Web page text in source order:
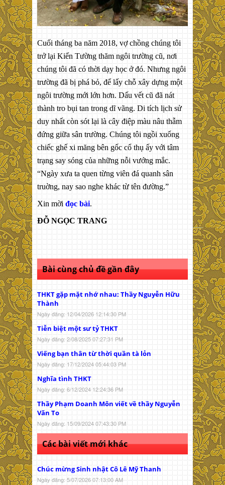
Cuối tháng ba năm 2018, vợ chồng chúng tôi
trở lại Kiến Tường thăm ngôi trường cũ, nơi
chúng tôi đã có thời dạy học ở đó. Nhưng ngôi
trường đã bị phá bỏ, để lấy chỗ xây dựng một
ngôi trường mới lớn hơn. Dấu vết cũ đã nát
thành tro bụi tan trong dĩ vãng. Di tích lịch sử
duy nhất còn sót lại là cây điệp màu nâu thẫm
đứng giữa sân trường. Chúng tôi ngồi xuống
chiếc ghế xi măng bên gốc cổ thụ ấy với tâm
trạng say sóng của những nỗi vướng mắc.
“Ngày xưa ta quen từng viên đá quanh sân
truờng, nay sao nghe khác từ tên đường.”
Xin mời đọc bài.
ĐỖ NGỌC TRANG
Bài cùng chủ đề gần đây
THKT gặp mặt nhớ nhau: Thầy Nguyễn Hữu
Thành
Ngày đăng: 12/04/2026 12:14:30 PM
Tiễn biệt một sư tỷ THKT
Ngày đăng: 2/08/2025 07:27:31 PM
Viếng bạn thân từ thời quần tà lỏn
Ngày đăng: 17/12/2024 05:44:03 PM
Nghĩa tình THKT
Ngày đăng: 6/12/2024 12:24:36 PM
Thầy Phạm Doanh Môn viết về thầy Nguyễn
Văn To
Ngày đăng: 15/09/2024 07:43:30 PM
Các bài viết mới khác
Chúc mừng Sinh nhật Cô Lê Mỹ Thanh
Ngày đăng: 5/07/2026 07:13:00 AM